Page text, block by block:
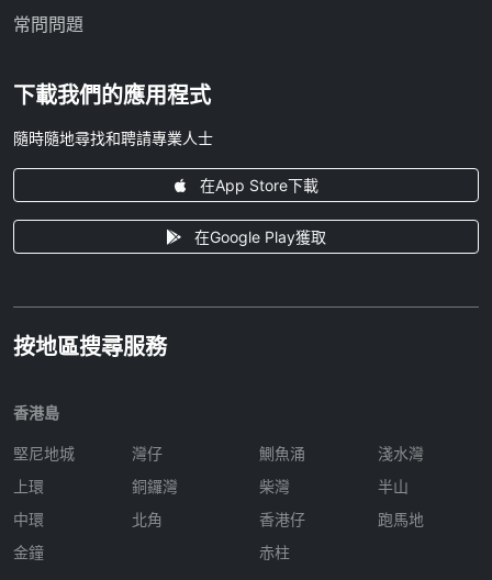
常問問題
下載我們的應用程式
隨時隨地尋找和聘請專業人士
在App Store下載
在Google Play獲取
按地區搜尋服務
香港島
堅尼地城
上環
中環
金鐘
灣仔
銅鑼灣
北角
鰂魚涌
柴灣
香港仔
赤柱
淺水灣
半山
跑馬地